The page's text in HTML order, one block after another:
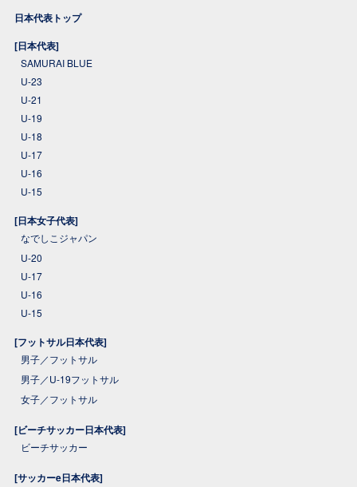
日本代表トップ
[日本代表]
SAMURAI BLUE
U-23
U-21
U-19
U-18
U-17
U-16
U-15
[日本女子代表]
なでしこジャパン
U-20
U-17
U-16
U-15
[フットサル日本代表]
男子／フットサル
男子／U-19フットサル
女子／フットサル
[ビーチサッカー日本代表]
ビーチサッカー
[サッカーe日本代表]